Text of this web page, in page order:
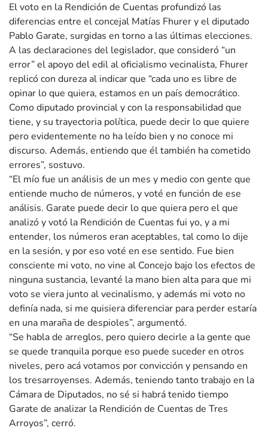
El voto en la Rendición de Cuentas profundizó las
diferencias entre el concejal Matías Fhurer y el diputado
Pablo Garate, surgidas en torno a las últimas elecciones.
A las declaraciones del legislador, que consideró “un
error” el apoyo del edil al oficialismo vecinalista, Fhurer
replicó con dureza al indicar que “cada uno es libre de
opinar lo que quiera, estamos en un país democrático.
Como diputado provincial y con la responsabilidad que
tiene, y su trayectoria política, puede decir lo que quiere
pero evidentemente no ha leído bien y no conoce mi
discurso. Además, entiendo que él también ha cometido
errores”, sostuvo.
“El mío fue un análisis de un mes y medio con gente que
entiende mucho de números, y voté en función de ese
análisis. Garate puede decir lo que quiera pero el que
analizó y votó la Rendición de Cuentas fui yo, y a mi
entender, los números eran aceptables, tal como lo dije
en la sesión, y por eso voté en ese sentido. Fue bien
consciente mi voto, no vine al Concejo bajo los efectos de
ninguna sustancia, levanté la mano bien alta para que mi
voto se viera junto al vecinalismo, y además mi voto no
definía nada, si me quisiera diferenciar para perder estaría
en una maraña de despioles”, argumentó.
“Se habla de arreglos, pero quiero decirle a la gente que
se quede tranquila porque eso puede suceder en otros
niveles, pero acá votamos por convicción y pensando en
los tresarroyenses. Además, teniendo tanto trabajo en la
Cámara de Diputados, no sé si habrá tenido tiempo
Garate de analizar la Rendición de Cuentas de Tres
Arroyos”, cerró.